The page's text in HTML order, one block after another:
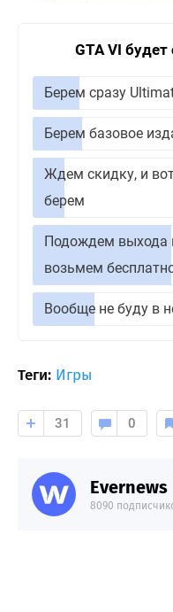
GTA VI
Берем сразу
Берем базовое
Ждем скидку, и
берем
Подождем выхода
возьмем
Вообще не буду в
Теги: Игры
31 0
Evernews
8090